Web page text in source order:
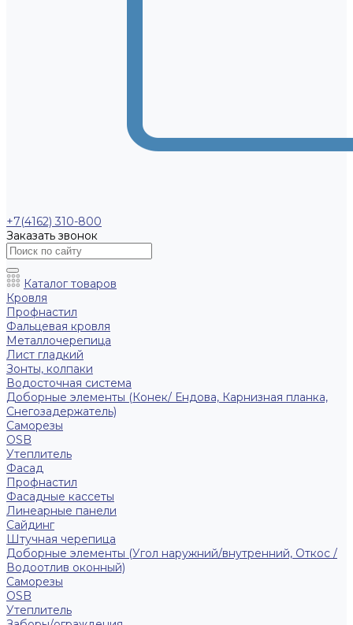
+7(4162) 310-800
Заказать звонок
Каталог товаров
Кровля
Профнастил
Фальцевая кровля
Металлочерепица
Лист гладкий
Зонты, колпаки
Водосточная система
Доборные элементы (Конек/ Ендова, Карнизная планка,
Снегозадержатель)
Саморезы
ОSB
Утеплитель
Фасад
Профнастил
Фасадные кассеты
Линеарные панели
Сайдинг
Штучная черепица
Доборные элементы (Угол наружний/внутренний, Откос /
Водоотлив оконный)
Саморезы
OSB
Утеплитель